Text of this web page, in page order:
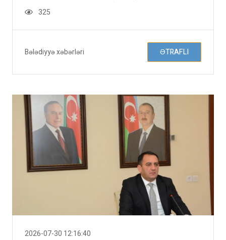
325
Bələdiyyə xəbərləri ƏTRAFLI
2026-07-30 12:16:40